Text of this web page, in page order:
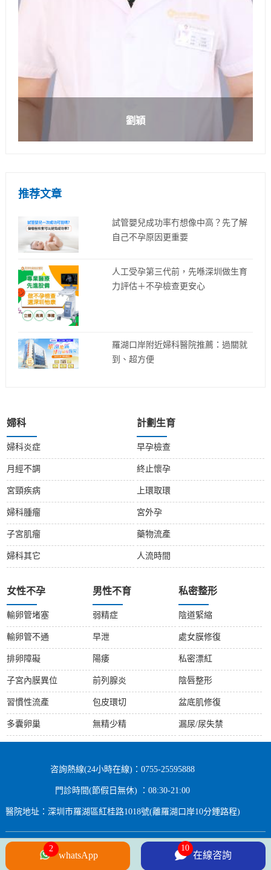
劉穎
推荐文章
試管嬰兒成功率冇想像中高？先了解
自己不孕原因更重要
人工受孕第三代前，先喺深圳做生育
力評估＋不孕檢查更安心
羅湖口岸附近婦科醫院推薦：過關就
到、超方便
婦科
婦科炎症
月經不調
宮頸疾病
婦科腫瘤
子宮肌瘤
婦科其它
計劃生育
早孕檢查
終止懷孕
上環取環
宮外孕
藥物流產
人流時間
女性不孕
輸卵管堵塞
輸卵管不通
排卵障礙
子宮內膜異位
習慣性流產
多囊卵巢
男性不育
弱精症
早泄
陽痿
前列腺炎
包皮環切
無精少精
私密整形
陰道緊縮
處女膜修復
私密漂紅
陰唇整形
盆底肌修復
漏尿/尿失禁
咨詢熱線(24小時在線)：0755-25595888
門診時間(節假日無休) ：08:30-21:00
醫院地址：深圳市羅湖區紅桂路1018號(離羅湖口岸10分鍾路程)
Copyright © 2024 All rights Reserved.
whatsApp 在線咨詢